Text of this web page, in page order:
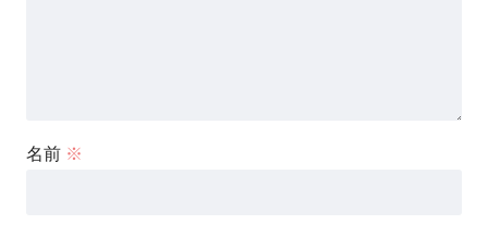
名前 ※